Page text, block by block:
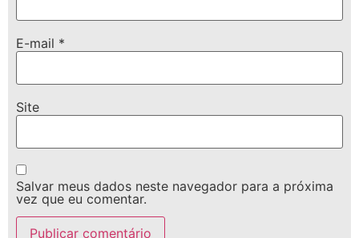
E-mail *
Site
Salvar meus dados neste navegador para a próxima
vez que eu comentar.